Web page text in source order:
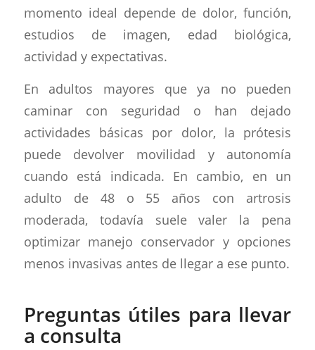
momento ideal depende de dolor, función,
estudios de imagen, edad biológica,
actividad y expectativas.
En adultos mayores que ya no pueden
caminar con seguridad o han dejado
actividades básicas por dolor, la prótesis
puede devolver movilidad y autonomía
cuando está indicada. En cambio, en un
adulto de 48 o 55 años con artrosis
moderada, todavía suele valer la pena
optimizar manejo conservador y opciones
menos invasivas antes de llegar a ese punto.
Preguntas útiles para llevar
a consulta